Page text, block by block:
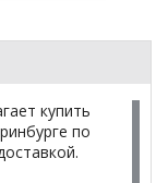
купить
по